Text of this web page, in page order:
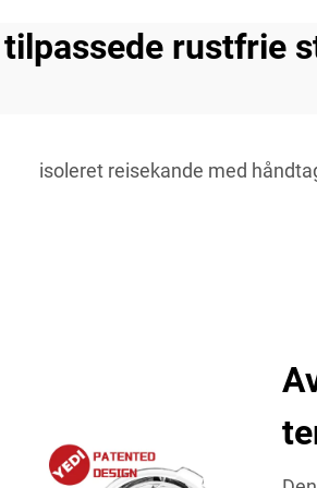
tilpassede rustfrie
isoleret reisekande med